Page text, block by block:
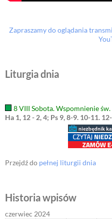
Zapraszamy do oglądania
Liturgia dnia
8 VIII Sobota. Wspomnienie
Ha 1, 12 - 2, 4; Ps 9, 8-9. 10-11.
Przejdź do pełnej liturgii dnia
Historia wpisów
czerwiec 2024